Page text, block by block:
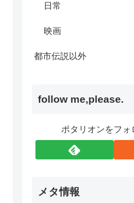
日常
映画
都市伝説以外
follow me,please.
ポタリオンをフォ
メタ情報